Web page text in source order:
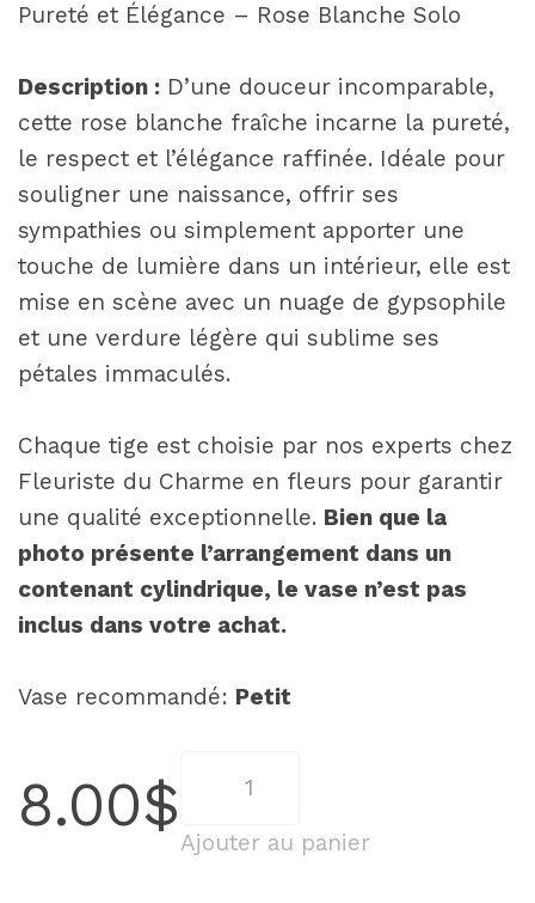
Pureté et Élégance – Rose Blanche Solo
Description : D’une douceur incomparable,
cette rose blanche fraîche incarne la pureté,
le respect et l’élégance raffinée. Idéale pour
souligner une naissance, offrir ses
sympathies ou simplement apporter une
touche de lumière dans un intérieur, elle est
mise en scène avec un nuage de gypsophile
et une verdure légère qui sublime ses
pétales immaculés.
Chaque tige est choisie par nos experts chez
Fleuriste du Charme en fleurs pour garantir
une qualité exceptionnelle. Bien que la
photo présente l’arrangement dans un
contenant cylindrique, le vase n’est pas
inclus dans votre achat.
Vase recommandé: Petit
8.00$ Pureté
Ajouter au panier